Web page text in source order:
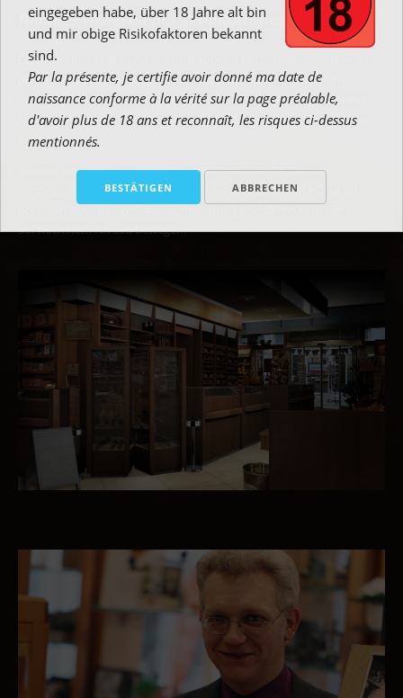
nach genussreicher Vollkommenheit
Faszinierende Düfte und atemberaubend betörende Aromen – das
bloße Betreten des Fachgeschäfts Zigarren Baumert rund um
exquisite Tabakwaren & Spirituosen schafft eine außergewöhnlich
sinnreiche Atmosphäre, die Kenner und Genießer zum Wohlfühlen
animiert.
Erleben Sie ein stilvolles Ambiente, wo individuelle Genuss-
Ansprüche souverän erfüllt werden, wo ausgezeichnete Qualität
auf höchstem Niveau bewegen.
eingegeben habe, über 18 Jahre alt bin
und mir obige Risikofaktoren bekannt
sind.
Par la présente, je certifie avoir donné ma date de
naissance conforme à la vérité sur la page préalable,
d'avoir plus de 18 ans et reconnaît, les risques ci-dessus
mentionnés.